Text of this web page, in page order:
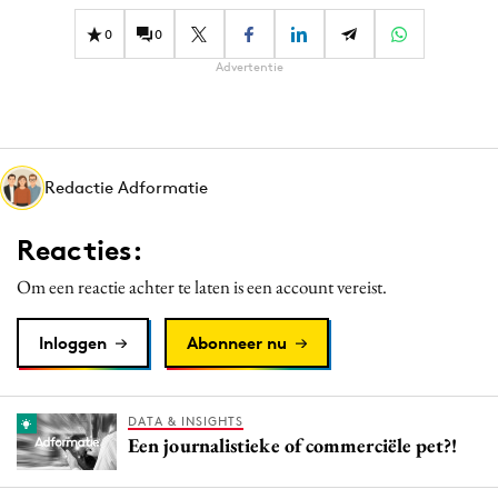
Gedragsverandering
Influencer marketing
Media
Merkstrategie
PR
Programmatic
Purpose Marketing
Reputatie & crisis
0 0
Advertentie
Redactie Adformatie
Reacties:
Om een reactie achter te laten is een account vereist.
Inloggen Abonneer nu
DATA & INSIGHTS
Een journalistieke of commerciële pet?!